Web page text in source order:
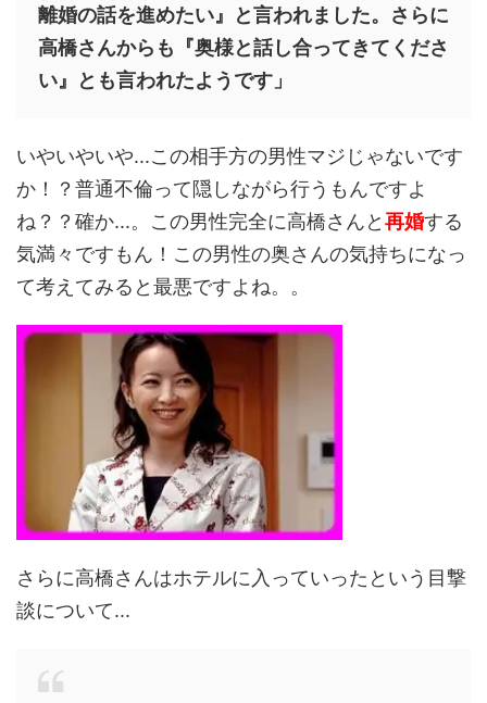
離婚の話を進めたい』と言われました。さらに
高橋さんからも『奥様と話し合ってきてくださ
い』とも言われたようです」
いやいやいや...この相手方の男性マジじゃないです
か！？普通不倫って隠しながら行うもんですよ
ね？？確か...。この男性完全に高橋さんと再婚する
気満々ですもん！この男性の奥さんの気持ちになっ
て考えてみると最悪ですよね。。
さらに高橋さんはホテルに入っていったという目撃
談について...